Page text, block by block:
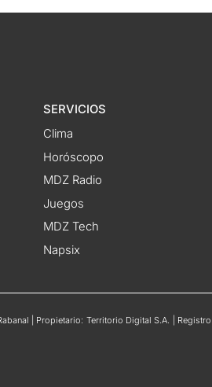
SERVICIOS
Clima
Horóscopo
MDZ Radio
Juegos
MDZ Tech
Napsix
| Propietario: Territorio Digital S.A. |